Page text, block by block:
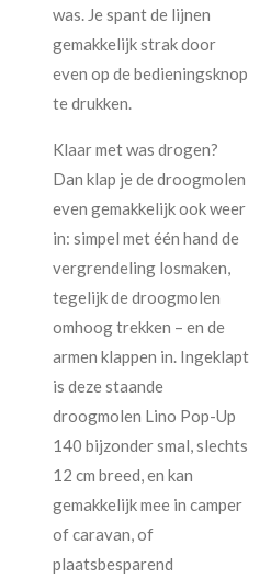
was. Je spant de lijnen
gemakkelijk strak door
even op de bedieningsknop
te drukken.
Klaar met was drogen?
Dan klap je de droogmolen
even gemakkelijk ook weer
in: simpel met één hand de
vergrendeling losmaken,
tegelijk de droogmolen
omhoog trekken – en de
armen klappen in. Ingeklapt
is deze staande
droogmolen Lino Pop-Up
140 bijzonder smal, slechts
12 cm breed, en kan
gemakkelijk mee in camper
of caravan, of
plaatsbesparend